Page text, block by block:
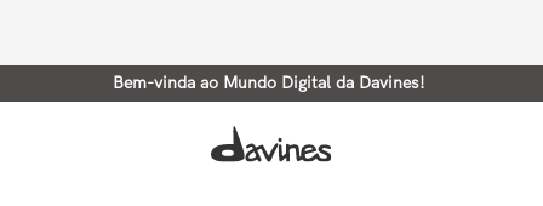
Bem-vinda ao Mundo Digital da Davines!